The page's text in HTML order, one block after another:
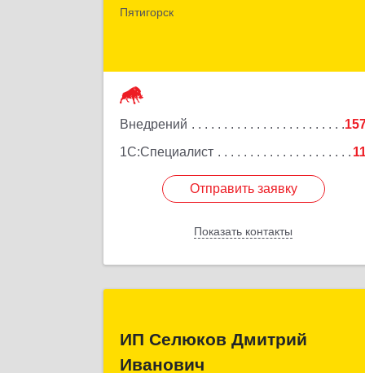
Пятигорск
Внедрений
1С:Специалист
Отправить заявку
Показать контакты
Пятигорск г, Козлова ул, дом № 24/4
Отправить заявку
Назад
ИП Селюков Дмитрий
Иванович
Иванович